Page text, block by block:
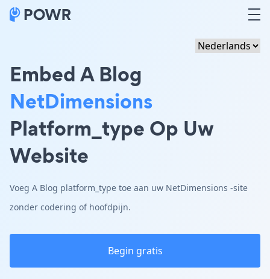
Embed A Blog
NetDimensions
Platform_type Op Uw
Website
Voeg A Blog platform_type toe aan uw NetDimensions -site
zonder codering of hoofdpijn.
Begin gratis